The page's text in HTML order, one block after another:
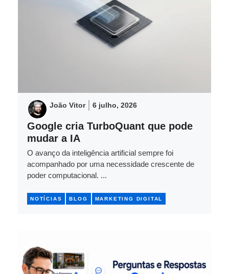
João Vitor 6 julho, 2026
Google cria TurboQuant que pode
mudar a IA
O avanço da inteligência artificial sempre foi
acompanhado por uma necessidade crescente de
poder computacional. ...
NOTÍCIAS BLOG MARKETING DIGITAL